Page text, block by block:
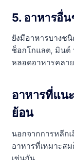
5. อาหารอื่น
ยังมีอาหารบางช
ช็อกโกแลต, มินต์
หลอดอาหารคลา
อาหารที่แน
ย้อน
นอกจากการหลีก
อาหารที่เหมาะส
เช่นกัน